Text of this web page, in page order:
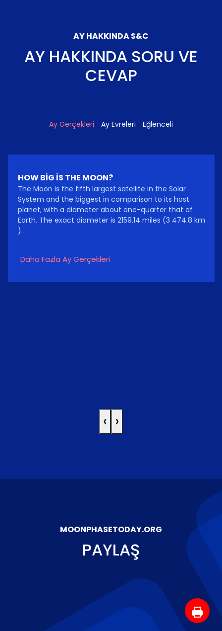
AY HAKKINDA S&C
AY HAKKINDA SORU VE
CEVAP
Ay Gerçekleri Ay Evreleri Eğlenceli
HOW BIG IS THE MOON?
The Moon is the fifth largest satellite in the Solar
System and the biggest in comparison to its host
planet, with a diameter about one-quarter that of
Earth. The exact diameter is 2159.14 miles (3 474.8 km
).
Daha Fazla Ay Gerçekleri
‹ ›
MOONPHASETODAY.ORG
PAYLAŞ